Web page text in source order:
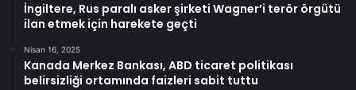
İngiltere, Rus paralı asker şirketi Wagner’i terör örgütü
ilan etmek için harekete geçti
Nisan 16, 2025
Kanada Merkez Bankası, ABD ticaret politikası
belirsizliği ortamında faizleri sabit tuttu